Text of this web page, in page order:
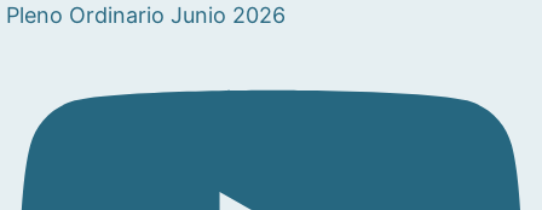
Pleno Ordinario Junio 2026